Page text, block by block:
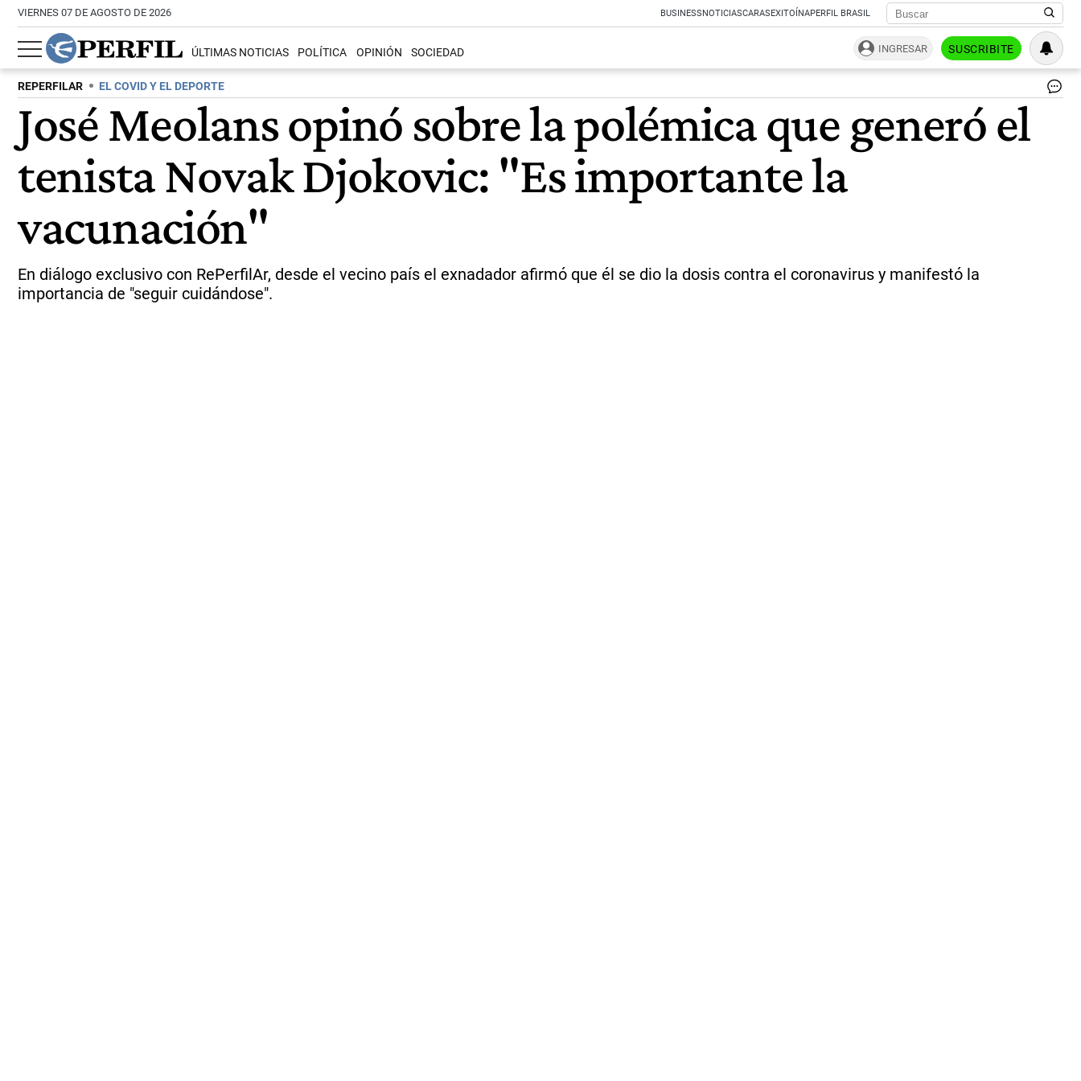
VIERNES 07 DE AGOSTO DE 2026 BUSINESSNOTICIASCARASEXITOÍNAPERFIL BRASIL
ÚLTIMAS NOTICIAS POLÍTICA OPINIÓN SOCIEDAD INGRESAR SUSCRIBITE
REPERFILAR EL COVID Y EL DEPORTE
José Meolans opinó sobre la polémica que generó el
tenista Novak Djokovic: "Es importante la
vacunación"
En diálogo exclusivo con RePerfilAr, desde el vecino país el exnadador afirmó que él se dio la dosis contra el coronavirus y manifestó la
importancia de "seguir cuidándose".